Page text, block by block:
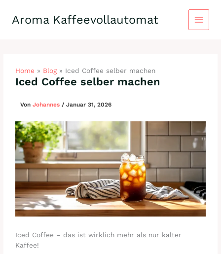
Inhalt
springen
Aroma Kaffeevollautomat
Home » Blog » Iced Coffee selber machen
Iced Coffee selber machen
VonJohannes/Januar 31, 2026
Iced Coffee – das ist wirklich mehr als nur kalter
Kaffee!